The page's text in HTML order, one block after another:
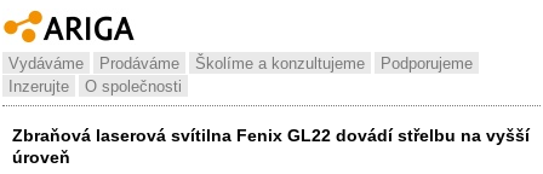
Vydáváme Prodáváme Školíme a konzultujeme
Podporujeme
Inzerujte
O společnosti
Zbraňová laserová svítilna Fenix GL22 dovádí střelbu na vyšší
úroveň